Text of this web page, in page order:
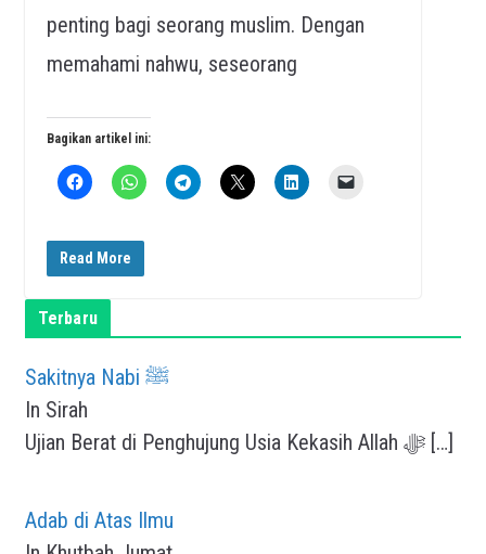
penting bagi seorang muslim. Dengan
memahami nahwu, seseorang
Bagikan artikel ini:
Read More
Terbaru
Sakitnya Nabi ﷺ
In Sirah
Ujian Berat di Penghujung Usia Kekasih Allah ﷻ […]
Adab di Atas Ilmu